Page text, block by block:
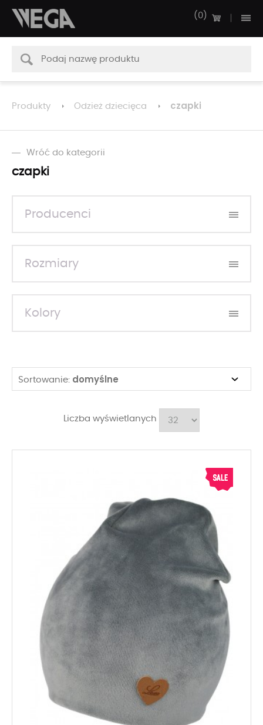
0
Produkty Odzież dziecięca czapki
Wróć do kategorii
czapki
Producenci
Rozmiary
Kolory
Sortowanie: domyślne
Liczba wyświetlanych